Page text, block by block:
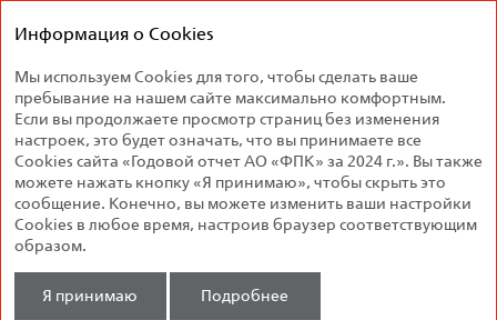
компания
Благотворительная
деятельность
306,2 млн руб.
Информация о Cookies
Мы используем Cookies для того, чтобы сделать ваше
пребывание на нашем сайте максимально комфортным.
Если вы продолжаете просмотр страниц без изменения
настроек, это будет означать, что вы принимаете все
Cookies сайта «Годовой отчет АО «ФПК» за 2024 г.». Вы также
можете нажать кнопку «Я принимаю», чтобы скрыть это
сообщение. Конечно, вы можете изменить ваши настройки
Cookies в любое время, настроив браузер соответствующим
образом.
Я принимаю Подробнее